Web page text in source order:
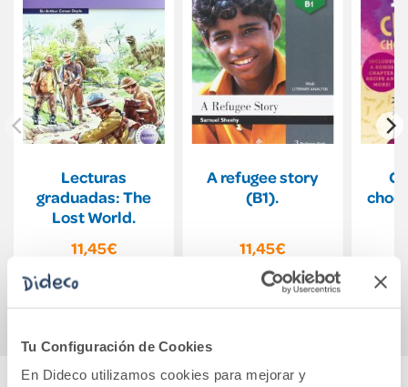
Tu Configuración de Cookies
En Dideco utilizamos cookies para mejorar y
Lecturas
graduadas: The
Lost World.
11,45€
Comprar
A refugee story
(B1).
11,45€
Comprar